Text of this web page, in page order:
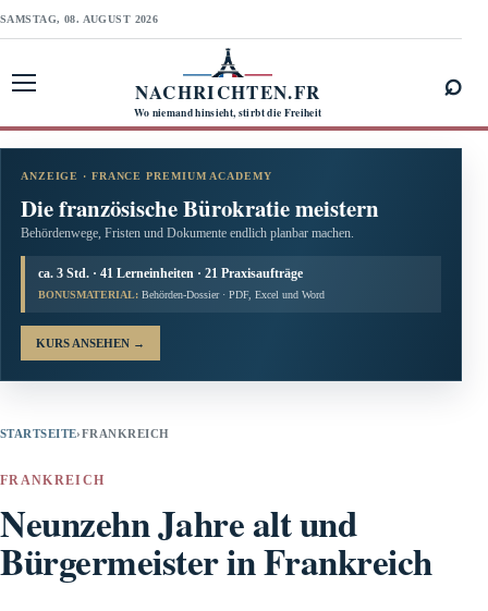
SAMSTAG, 08. AUGUST 2026
NACHRICHTEN.FR
Wo niemand hinsieht, stirbt die Freiheit
⌕
ANZEIGE · FRANCE PREMIUM ACADEMY
Die französische Bürokratie meistern
Behördenwege, Fristen und Dokumente endlich planbar machen.
ca. 3 Std. · 41 Lerneinheiten · 21 Praxisaufträge
BONUSMATERIAL: Behörden-Dossier · PDF, Excel und Word
KURS ANSEHEN →
STARTSEITE›FRANKREICH
FRANKREICH
Neunzehn Jahre alt und
Bürgermeister in Frankreich